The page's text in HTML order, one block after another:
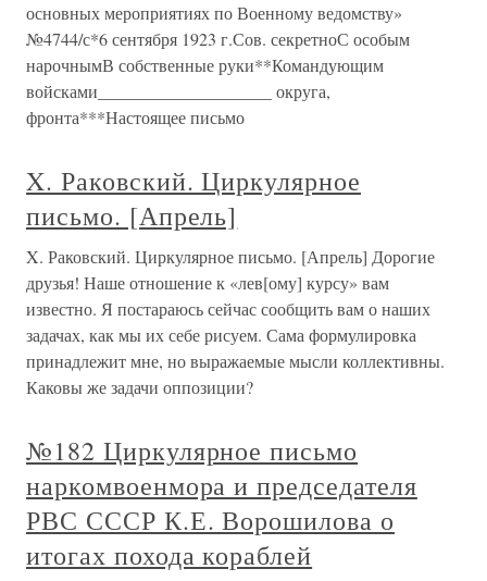
основных мероприятиях по Военному ведомству»
№4744/с*6 сентября 1923 г.Сов. секретноС особым
нарочнымВ собственные руки**Командующим
войсками____________________ округа,
фронта***Настоящее письмо
X. Раковский. Циркулярное
письмо. [Апрель]
X. Раковский. Циркулярное письмо. [Апрель] Дорогие
друзья! Наше отношение к «лев[ому] курсу» вам
известно. Я постараюсь сейчас сообщить вам о наших
задачах, как мы их себе рисуем. Сама формулировка
принадлежит мне, но выражаемые мысли коллективны.
Каковы же задачи оппозиции?
№182 Циркулярное письмо
наркомвоенмора и председателя
РВС СССР К.Е. Ворошилова о
итогах похода кораблей